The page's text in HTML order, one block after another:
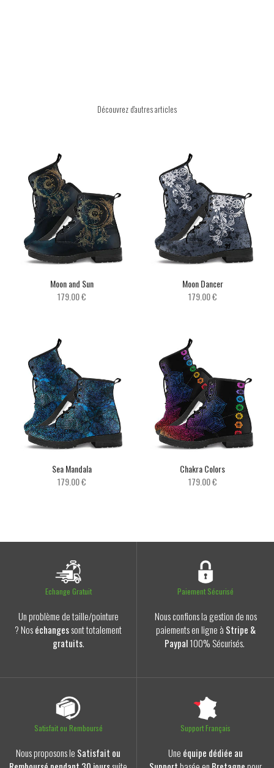
Découvrez d'autres articles
Moon and Sun
179.00 €
Moon Dancer
179.00 €
Sea Mandala
179.00 €
Chakra Colors
179.00 €
Echange Gratuit
Un problème de taille/pointure
? Noséchangessont totalement
gratuits.
Paiement Sécurisé
Nous confions la gestion de nos
paiements en ligne à Stripe &
Paypal100% Sécurisés.
Satisfait ou Remboursé
Nous proposons le Satisfait ou
Support Français
Une équipe dédiée au